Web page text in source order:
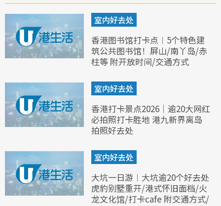
室内好去处
香港图书馆打卡点︱5个特色建
筑公共图书馆！屏山/南丫岛/赤
柱等 附开放时间/交通方式
室内好去处
香港打卡景点2026｜逾20大网红
必拍照打卡胜地 港九新界离岛
拍照好去处
室内好去处
大坑一日游︱大坑逾20个好去处
虎豹别墅重开/港式怀旧面档/火
龙文化馆/打卡cafe 附交通方式/